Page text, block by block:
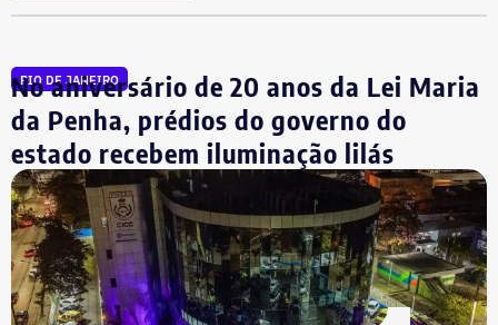
RIO DE JANEIRO
No aniversário de 20 anos da Lei Maria
da Penha, prédios do governo do
estado recebem iluminação lilás